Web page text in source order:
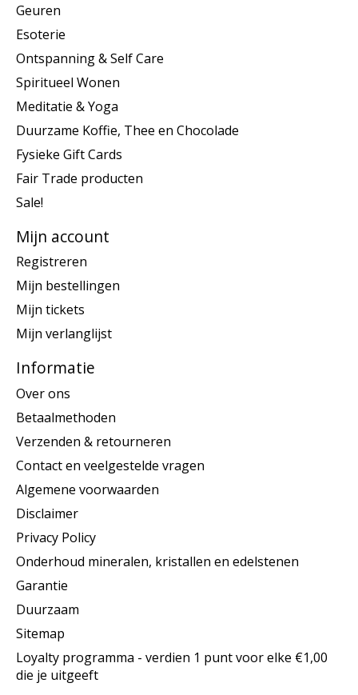
Geuren
Esoterie
Ontspanning & Self Care
Spiritueel Wonen
Meditatie & Yoga
Duurzame Koffie, Thee en Chocolade
Fysieke Gift Cards
Fair Trade producten
Sale!
Mijn account
Registreren
Mijn bestellingen
Mijn tickets
Mijn verlanglijst
Informatie
Over ons
Betaalmethoden
Verzenden & retourneren
Contact en veelgestelde vragen
Algemene voorwaarden
Disclaimer
Privacy Policy
Onderhoud mineralen, kristallen en edelstenen
Garantie
Duurzaam
Sitemap
Loyalty programma - verdien 1 punt voor elke €1,00
die je uitgeeft